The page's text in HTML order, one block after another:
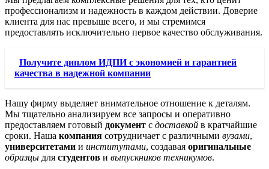
профессионализм и надежность в каждом действии. Доверие
клиента для нас превыше всего, и мы стремимся
предоставлять исключительно первое качество обслуживания.
Получите диплом ИДПИ с экономией и гарантией
качества в надежной компании
Нашу фирму выделяет внимательное отношение к деталям.
Мы тщательно анализируем все запросы и оперативно
предоставляем готовый документ с доставкой в кратчайшие
сроки. Наша компания сотрудничает с различными вузами,
университетами и институтами, создавая оригинальные
образцы для студентов и выпускников техникумов.